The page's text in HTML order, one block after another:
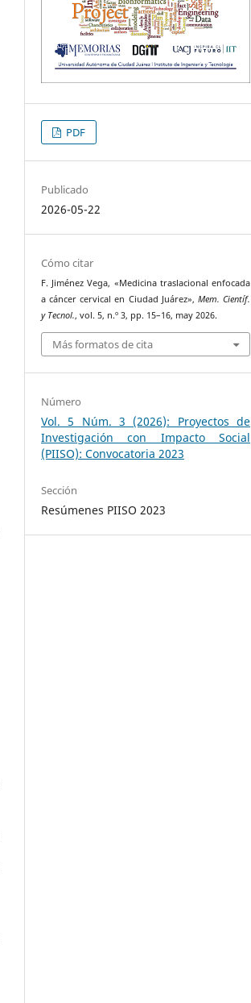
PDF
Publicado
2026-05-22
Cómo citar
F. Jiménez Vega, «Medicina traslacional enfocada
a cáncer cervical en Ciudad Juárez», Mem. Científ.
y Tecnol., vol. 5, n.º 3, pp. 15–16, may 2026.
Más formatos de cita
Número
Vol. 5 Núm. 3 (2026): Proyectos de
Investigación con Impacto Social
(PIISO): Convocatoria 2023
Sección
Resúmenes PIISO 2023